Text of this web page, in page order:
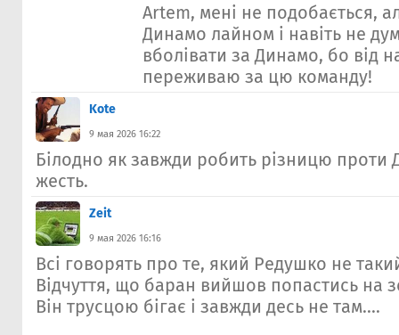
Artem, мені не подобається,
Динамо лайном і навіть не
вболівати за Динамо, бо від
переживаю за цю команду!
Kote
9 мая 2026 16:22
Білодно як завжди робить різницю проти
жесть.
Zeit
9 мая 2026 16:16
Всі говорять про те, який Редушко не
Відчуття, що баран вийшов попастись на
Він трусцою бігає і завжди десь не там....